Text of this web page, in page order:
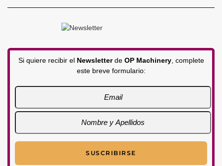
Si quiere recibir el Newsletterde OP Machinery, complete
este breve formulario: